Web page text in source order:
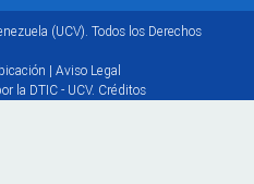
(UCV). Todos los Derechos
| Aviso Legal
la DTIC - UCV. Créditos